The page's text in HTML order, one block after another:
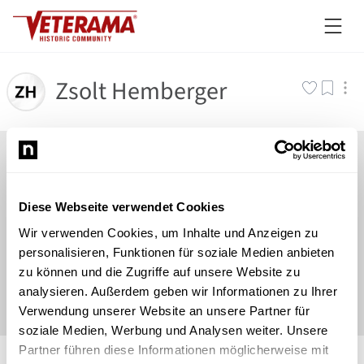
Diese Webseite verwendet Cookies
Wir verwenden Cookies, um Inhalte und Anzeigen zu
personalisieren, Funktionen für soziale Medien anbieten
zu können und die Zugriffe auf unsere Website zu
analysieren. Außerdem geben wir Informationen zu Ihrer
Verwendung unserer Website an unsere Partner für
soziale Medien, Werbung und Analysen weiter. Unsere
Partner führen diese Informationen möglicherweise mit
Zsolt Hemberger
©Newsload/ System